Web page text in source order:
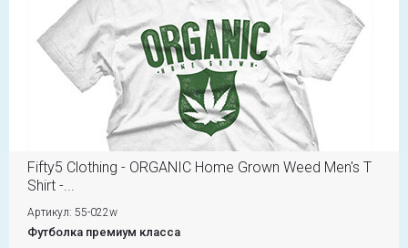
Fifty5 Clothing - ORGANIC Home Grown Weed Men's T
Shirt -...
Артикул: 55-022w
Футболка премиум класса